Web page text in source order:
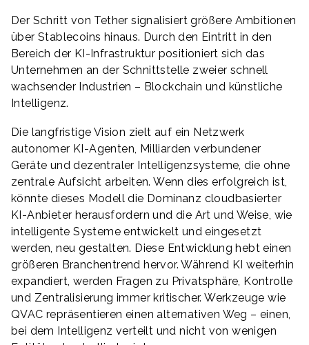
Der Schritt von Tether signalisiert größere Ambitionen
über Stablecoins hinaus. Durch den Eintritt in den
Bereich der KI-Infrastruktur positioniert sich das
Unternehmen an der Schnittstelle zweier schnell
wachsender Industrien – Blockchain und künstliche
Intelligenz.
Die langfristige Vision zielt auf ein Netzwerk
autonomer KI-Agenten, Milliarden verbundener
Geräte und dezentraler Intelligenzsysteme, die ohne
zentrale Aufsicht arbeiten. Wenn dies erfolgreich ist,
könnte dieses Modell die Dominanz cloudbasierter
KI-Anbieter herausfordern und die Art und Weise, wie
intelligente Systeme entwickelt und eingesetzt
werden, neu gestalten. Diese Entwicklung hebt einen
größeren Branchentrend hervor. Während KI weiterhin
expandiert, werden Fragen zu Privatsphäre, Kontrolle
und Zentralisierung immer kritischer. Werkzeuge wie
QVAC repräsentieren einen alternativen Weg – einen,
bei dem Intelligenz verteilt und nicht von wenigen